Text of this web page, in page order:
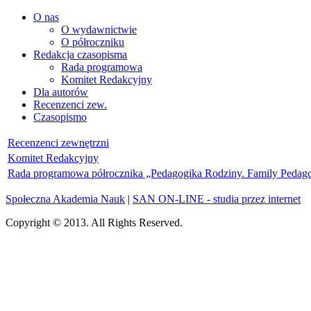
O nas
O wydawnictwie
O półroczniku
Redakcja czasopisma
Rada programowa
Komitet Redakcyjny
Dla autorów
Recenzenci zew.
Czasopismo
Recenzenci zewnętrzni
Komitet Redakcyjny
Rada programowa półrocznika „Pedagogika Rodziny. Family
Społeczna Akademia Nauk | SAN ON-LINE - studia przez internet
Copyright © 2013. All Rights Reserved.